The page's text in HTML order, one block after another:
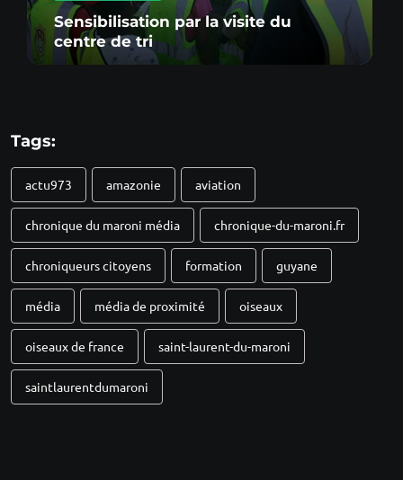
Sensibilisation par la visite du
centre de tri
Tags:
actu973 amazonie aviation
chronique du maroni média chronique-du-maroni.fr
chroniqueurs citoyens formation guyane
média média de proximité oiseaux
oiseaux de france saint-laurent-du-maroni
saintlaurentdumaroni